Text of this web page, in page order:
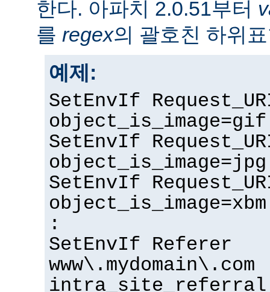
한다. 아파치 2.0.51부터
를 regex의 괄호친 하위
예제:
SetEnvIf
object_is_image=gif
SetEnvIf
object_is_image=jpg
SetEnvIf
object_is_image=xbm
:
SetEnvIf Referer
www\.mydomain\.com
intra_site_referral